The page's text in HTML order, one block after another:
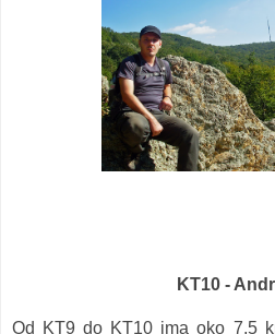
KT10 -
Od KT9 do KT10 ima oko 7,5